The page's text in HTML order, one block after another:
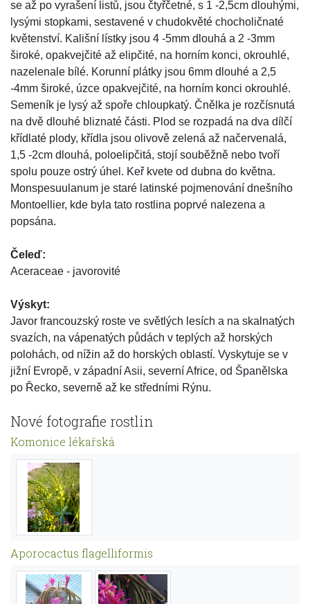
se až po vyrašení listů, jsou čtyřčetné, s 1 -2,5cm dlouhými,
lysými stopkami, sestavené v chudokvěté chocholičnaté
květenství. Kališní lístky jsou 4 -5mm dlouhá a 2 -3mm
široké, opakvejčité až elipčité, na horním konci, okrouhlé,
nazelenale bílé. Korunní plátky jsou 6mm dlouhé a 2,5
-4mm široké, úzce opakvejčité, na horním konci okrouhlé.
Semeník je lysý až spoře chloupkatý. Čnělka je rozčísnutá
na dvě dlouhé bliznaté části. Plod se rozpadá na dva dílčí
křídlaté plody, křídla jsou olivově zelená až načervenalá,
1,5 -2cm dlouhá, poloelipčitá, stojí souběžně nebo tvoří
spolu pouze ostrý úhel. Keř kvete od dubna do května.
Monspesuulanum je staré latinské pojmenování dnešního
Montoellier, kde byla tato rostlina poprvé nalezena a
popsána.
Čeleď:
Aceraceae - javorovité
Výskyt:
Javor francouzský roste ve světlých lesích a na skalnatých
svazích, na vápenatých půdách v teplých až horských
polohách, od nížin až do horských oblastí. Vyskytuje se v
jižní Evropě, v západní Asii, severní Africe, od Španělska
po Řecko, severně až ke středními Rýnu.
Nové fotografie rostlin
Komonice lékařská
Aporocactus flagelliformis